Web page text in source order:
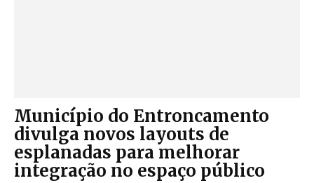
Município do Entroncamento
divulga novos layouts de
esplanadas para melhorar
integração no espaço público